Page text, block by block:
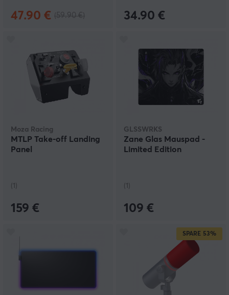
47.90 € 34.90 €
Moza Racing
MTLP Take-off Landing
Panel
(1)
159 €
GLSSWRKS
Zane Glas Mauspad -
Limited Edition
(1)
109 €
SPARE 53%